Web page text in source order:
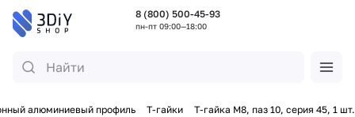
8 (800) 500-45-93
пн-пт 09:00—18:00
алюминиевый профиль Т-гайки Т-гайка М8, паз 10, серия 45, 1 шт.